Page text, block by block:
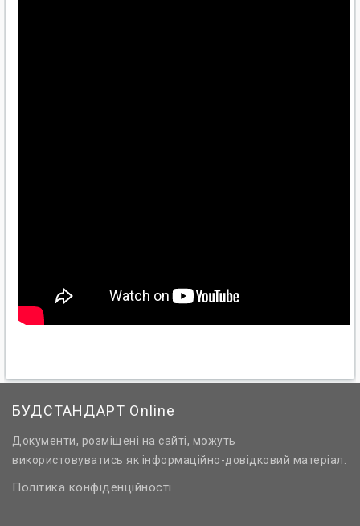
БУДСТАНДАРТ Online
Документи, розміщені на сайті, можуть
використовуватись як інформаційно-довідковий матеріал.
Політика конфіденційності